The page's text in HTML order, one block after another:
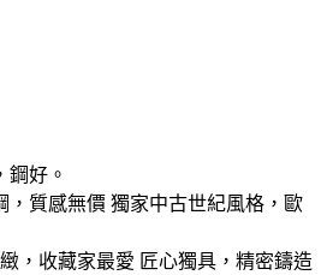
鋼好。
，質感無價 獨家中古世紀風格，歐
，收藏家最愛 匠心獨具，精密鑄造